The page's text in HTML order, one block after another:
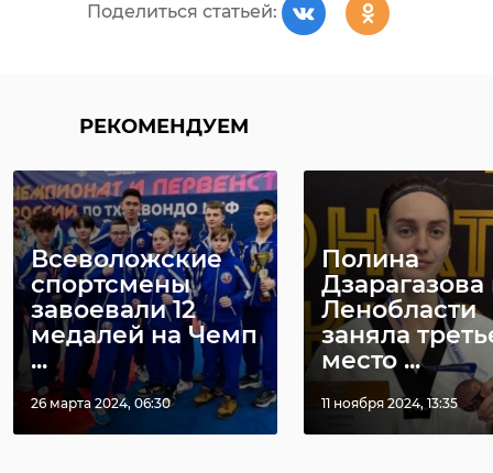
Поделиться статьей:
РЕКОМЕНДУЕМ
Всеволожские
спортсмены
завоевали 12
медалей на Чемп
...
26 марта 2024, 06:30
Полина
Дзарагазова
Ленобласти
заняла
место ...
11 ноября 2024, 13:35